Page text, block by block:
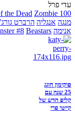
עדי פרל
the Dead Zombie 100
מנגה אנגליה הרברט
אנימה
#8 Beastars
פוקימון חוגג
25 שנה עם
קליפ חדש של
קייטי פרי